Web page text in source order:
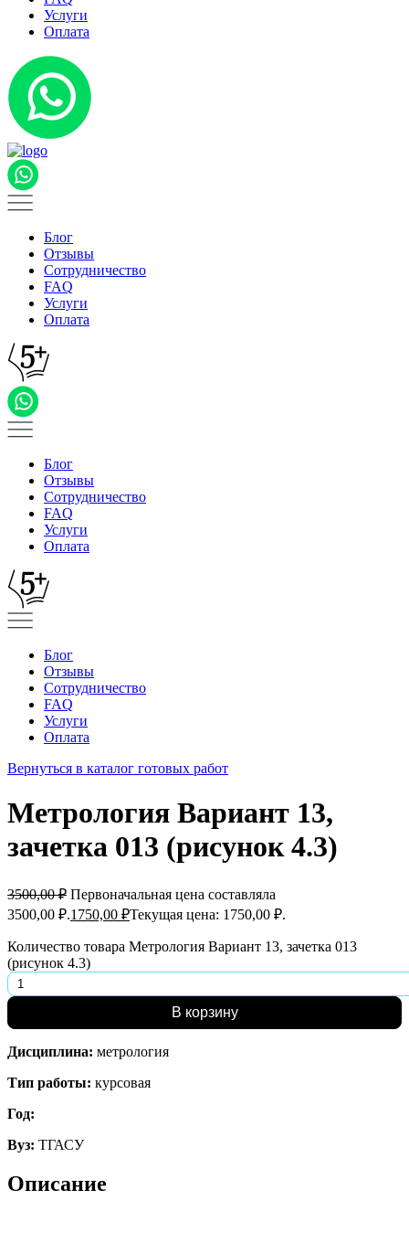
Услуги
Оплата
Блог
Отзывы
Сотрудничество
FAQ
Услуги
Оплата
Блог
Отзывы
Сотрудничество
FAQ
Услуги
Оплата
Блог
Отзывы
Сотрудничество
FAQ
Услуги
Оплата
Вернуться в каталог готовых работ
Метрология Вариант 13,
зачетка 013 (рисунок 4.3)
3500,00₽ Первоначальная цена составляла
3500,00 ₽.1750,00 ₽Текущая цена: 1750,00 ₽.
Количество товара Метрология Вариант 13, зачетка 013
(рисунок 4.3)
В корзину
Дисциплина: метрология
Тип работы: курсовая
Год:
Вуз: ТГАСУ
Описание